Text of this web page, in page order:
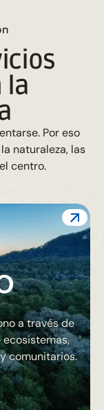
n
la
Por eso
naturaleza, las
centro.
a través de
comunitarios.